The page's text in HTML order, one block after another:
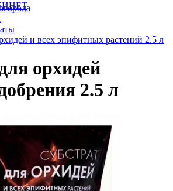
и всех эпифитных растений 2.5 л
орхидей
2.5 л